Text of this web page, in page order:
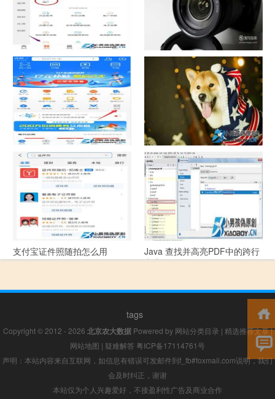
中国联通手机营业厅销户操作
指引
摄影作品的欣赏方法
支付宝怎么拍违章挣钱？
宠物定位器app开发可以解决哪
些问题？
支付宝证件照随拍怎么用
Java 查找并高亮PDF中的跨行
文本
tags
Copyright © 2012 - 2026 北京农大数据Powered by 网站分类目录 | 精选推荐文章|
网站地图 | 疑难解答 粤ICP备17114761号
声明：本站内容来自互联网，如信息有错误可发邮件到f_fb#foxmail.com说明，我们
会及时纠正，谢谢
本站仅为个人兴趣爱好，不接盈利性广告及商业合作